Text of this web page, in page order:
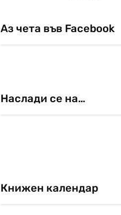
Аз чета във Facebook
Наслади се на…
Книжен календар